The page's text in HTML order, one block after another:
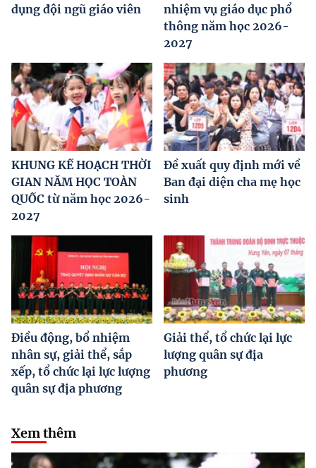
dụng đội ngũ giáo viên
nhiệm vụ giáo dục phổ
thông năm học 2026-
2027
KHUNG KẾ HOẠCH THỜI
GIAN NĂM HỌC TOÀN
QUỐC từ năm học 2026-
2027
Đề xuất quy định mới về
Ban đại diện cha mẹ học
sinh
Điều động, bổ nhiệm
nhân sự, giải thể, sắp
xếp, tổ chức lại lực lượng
quân sự địa phương
Giải thể, tổ chức lại lực
lượng quân sự địa
phương
Xem thêm